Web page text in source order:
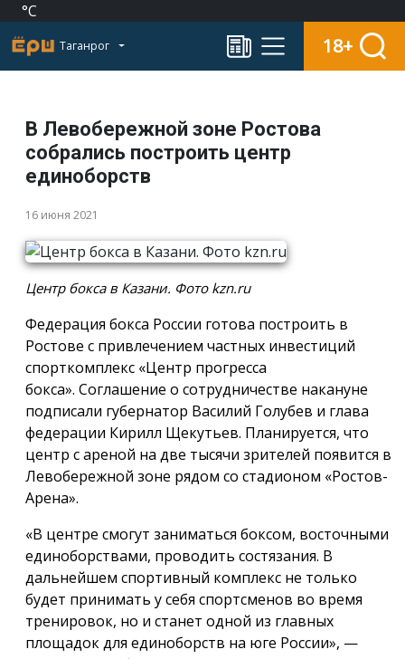
°C
Таганрог 18+
В Левобережной зоне Ростова
собрались построить центр
единоборств
16 июня 2021
Центр бокса в Казани. Фото kzn.ru
Федерация бокса России готова построить в
Ростове с привлечением частных инвестиций
спорткомплекс «Центр прогресса
бокса». Соглашение о сотрудничестве накануне
подписали губернатор Василий Голубев и глава
федерации Кирилл Щекутьев. Планируется, что
центр с ареной на две тысячи зрителей появится в
Левобережной зоне рядом со стадионом «Ростов-
Арена».
«В центре смогут заниматься боксом, восточными
единоборствами, проводить состязания. В
дальнейшем спортивный комплекс не только
будет принимать у себя спортсменов во время
тренировок, но и станет одной из главных
площадок для единоборств на юге России», —